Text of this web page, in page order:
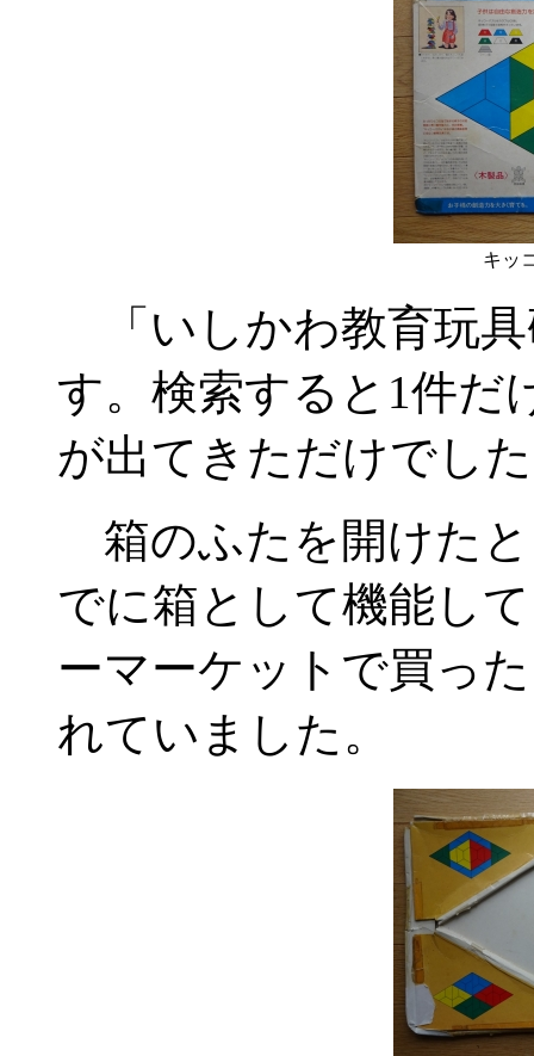
キッ
「いしかわ教育玩
す。検索すると1件だ
が出てきただけでし
箱のふたを開けた
でに箱として機能し
ーマーケットで買っ
れていました。